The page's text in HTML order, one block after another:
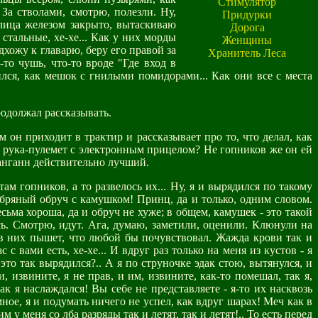
Придурки
Дорога
Женщины
Хранитель Леса
стволами, смотрю, полезли. Ну,
железом закрыто, вытаскиваю
хе-хе... Как у них морды
к главарю, беру его правой за
чушь, что-то вроде "Где вход в
как мешок с гнилыми помидорами... Как они все с места
рассказывать.
приходит в трактир и рассказывает про то, что делал, как
рука-пулемет с электронным прицелом? Не гопников же он ей
действительно лучший.
гопников, а то развелось их... Ну, я и вырядился по такому
обруч с камушком! Принц, да и только, одним словом.
хороша, да и обруч не хуже; в общем, камушек - это такой
Смотрю, идут. Ага, думаю, заметили, оценили. Клюнули на
них пышет, что любой бы почувствовал. Жажда крови так и
вами есть, хе-хе... И вдруг раз только на меня из кустов - я
так вырядился?.. А я по струночке эдак стою, вытянулся, и
извините, я не прав, и им, извините, как-то помешал, так я,
наслаждался! Вы себе не представляете - я-то их насквозь
я и подумать ничего не успел, как вдруг шарах! Меч как в
меня со лба разряды так и летят, так и летят!.. То есть перед